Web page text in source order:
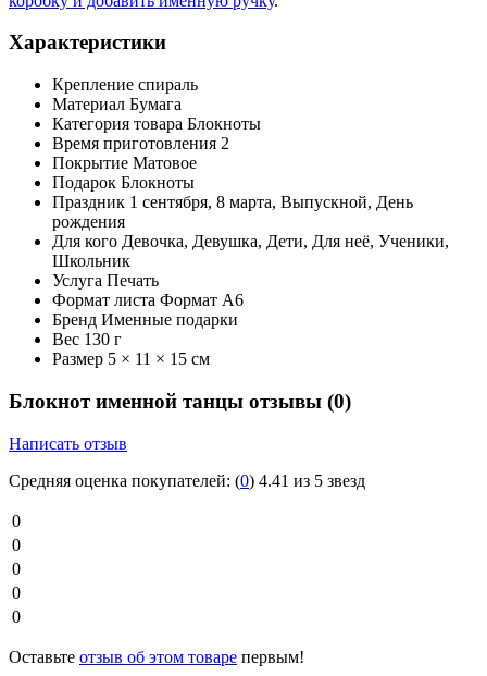
Характеристики
Крепление спираль
Материал Бумага
Категория товара Блокноты
Время приготовления 2
Покрытие Матовое
Подарок Блокноты
Праздник 1 сентября, 8 марта, Выпускной, День
рождения
Для кого Девочка, Девушка, Дети, Для неё, Ученики,
Школьник
Услуга Печать
Формат листа Формат А6
Бренд Именные подарки
Вес 130 г
Размер 5 × 11 × 15 см
Блокнот именной танцы отзывы (0)
Написать отзыв
Средняя оценка покупателей: (0) 4.41 из 5 звезд
0
0
0
0
0
Оставьте отзыв об этом товаре первым!